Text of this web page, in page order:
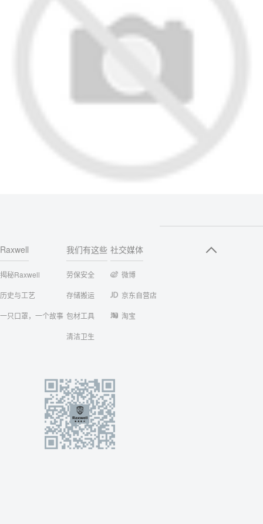
Raxwell
揭秘Raxwell
历史与工艺
一只口罩，一个故事
我们有这些
劳保安全
存储搬运
包材工具
清洁卫生
社交媒体
微博
京东自营店
淘宝